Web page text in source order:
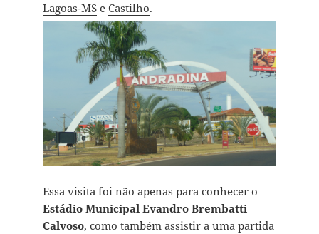
Lagoas-MSe Castilho.
Essa visita foi não apenas para conhecer o
Estádio Municipal Evandro Brembatti
Calvoso, como também assistir a uma partida